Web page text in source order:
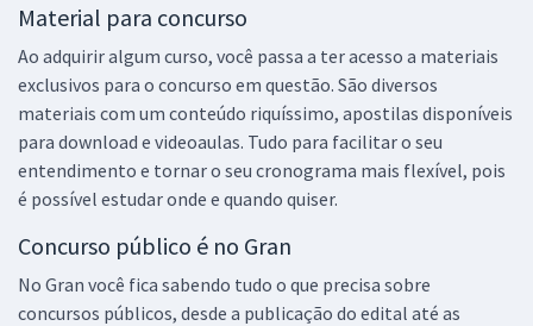
Material para concurso
Ao adquirir algum curso, você passa a ter acesso a materiais
exclusivos para o concurso em questão. São diversos
materiais com um conteúdo riquíssimo, apostilas disponíveis
para download e videoaulas. Tudo para facilitar o seu
entendimento e tornar o seu cronograma mais flexível, pois
é possível estudar onde e quando quiser.
Concurso público é no Gran
No Gran você fica sabendo tudo o que precisa sobre
concursos públicos, desde a publicação do edital até as